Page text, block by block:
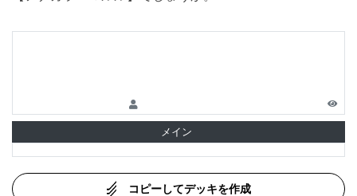
メイン
コピーしてデッキを作成